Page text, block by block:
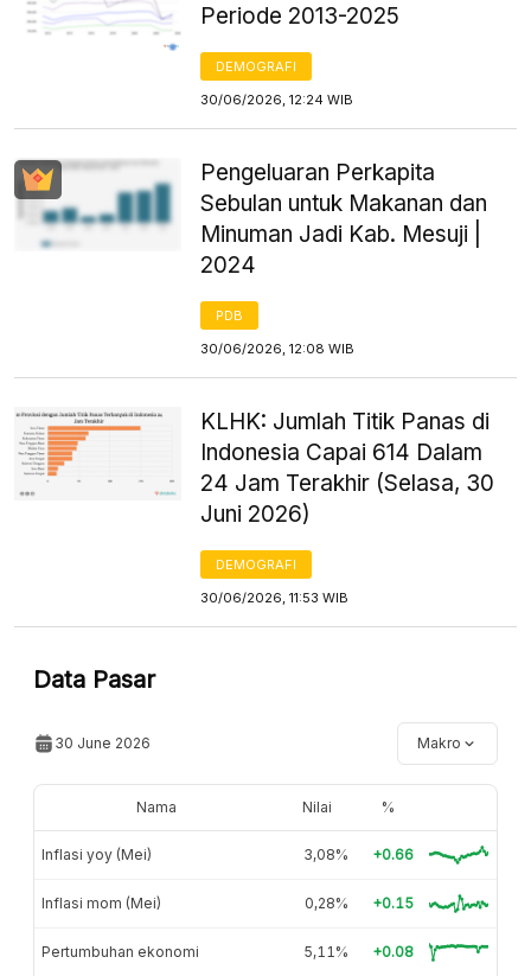
Periode 2013-2025
DEMOGRAFI
30/06/2026, 12:24 WIB
Pengeluaran Perkapita
Sebulan untuk Makanan dan
Minuman Jadi Kab. Mesuji |
2024
PDB
30/06/2026, 12:08 WIB
KLHK: Jumlah Titik Panas di
Indonesia Capai 614 Dalam
24 Jam Terakhir (Selasa, 30
Juni 2026)
DEMOGRAFI
30/06/2026, 11:53 WIB
Data Pasar
30 June 2026 Makro
Nama Nilai %
Inflasi yoy (Mei) 3,08% +0.66
Inflasi mom (Mei) 0,28% +0.15
Pertumbuhan ekonomi 5,11% +0.08